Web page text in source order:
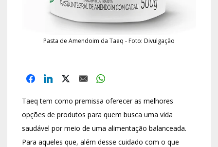
Pasta de Amendoim da Taeq - Foto: Divulgação
Taeq tem como premissa oferecer as melhores
opções de produtos para quem busca uma vida
saudável por meio de uma alimentação balanceada.
Para aqueles que, além desse cuidado com o que